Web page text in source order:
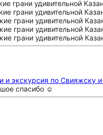
и экскурсия по Свияжску
спасибо ☺️